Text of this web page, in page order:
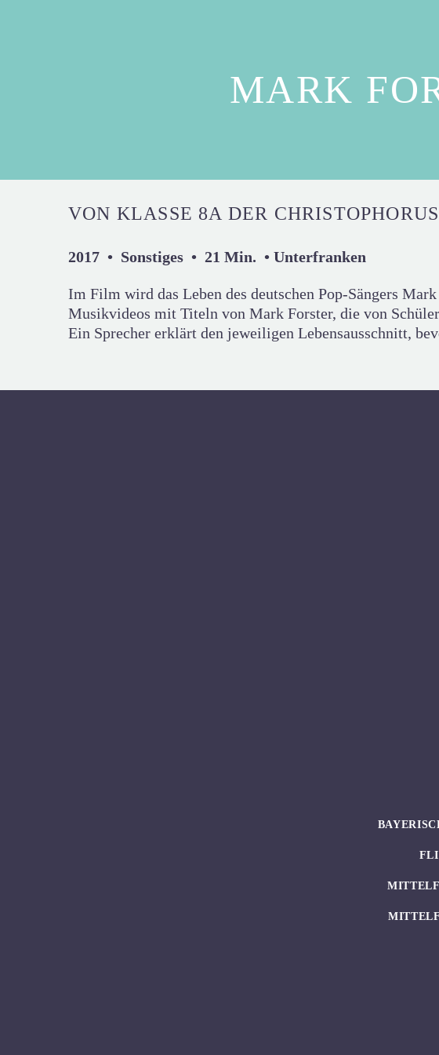
MARK
VON KLASSE 8A DER
2017 • Sonstiges • 21 Min. • Unterfranken
Im Film wird das Leben des deutschen Pop-Sängers
Musikvideos mit Titeln von Mark Forster, die von
Ein Sprecher erklärt den jeweiligen Lebensausschnitt,